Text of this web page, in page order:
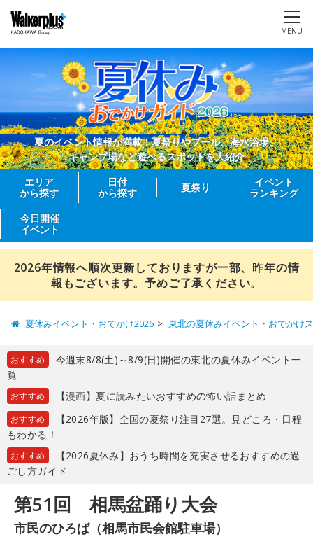
MENU
夏のイベント情報が満載！夏祭りやプール、海水浴場、
キャンプ場など遊べるスポットを大紹介
エリア
から探す
日付
から探す
夏祭り
イベント
ランキング
今日開催
イベント
2026年情報へ順次更新しておりますが一部、昨年の情
報もございます。予めご了承ください。
夏休みイベント・おでかけ2026 東北の夏休みイベント・おでかけ
おすすめ
今週末8/8(土)～8/9(日)開催の東北の夏休みイベント一
覧
おすすめ 【漫画】夏に読みたいおすすめの怖い話まとめ
おすすめ
【2026年版】全国の夏祭り注目27選。見どころ・日程
もわかる！
おすすめ
【2026夏休み】おうち時間を充実させるおすすめの過
ごし方ガイド
第51回 相馬盆踊り大会
市民のひろば（相馬市民会館駐車場）